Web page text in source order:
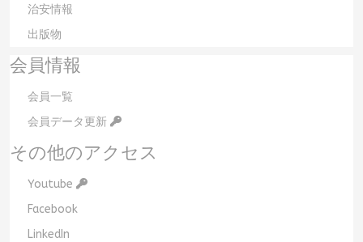
治安情報
出版物
会員情報
会員一覧
会員データ更新
その他のアクセス
Youtube
Facebook
LinkedIn